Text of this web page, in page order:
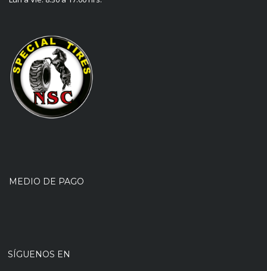
MEDIO DE PAGO
SÍGUENOS EN